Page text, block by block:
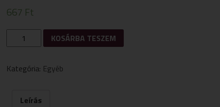
667 Ft
GYÓGYFŰ
120/70
MENNYISÉG
KOSÁRBA TESZEM
Kategória: Egyéb
Leírás